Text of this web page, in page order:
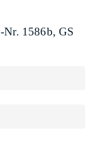
Nr. 1586b, GS